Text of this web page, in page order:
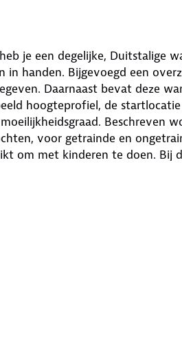
je een degelijke, Duitstalige
in handen. Bijgevoegd een
Daarnaast bevat deze
hoogteprofiel, de startlocatie
Beschreven
voor getrainde en
om met kinderen te doen. Bij
wandelgids belicht het
GPX-formaat beschikbaar om